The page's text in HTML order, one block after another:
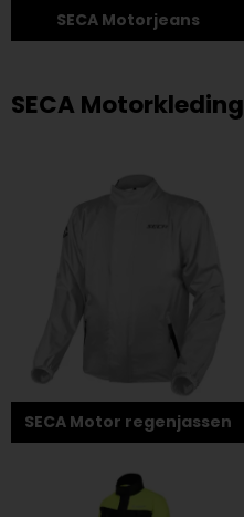
SECA Motorjeans
SECA Motorkleding
SECA Motor regenjassen